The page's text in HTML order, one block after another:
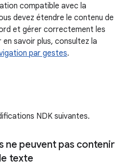
compatible avec la
devez étendre le contenu de
et gérer correctement les
savoir plus, consultez la
par gestes.
NDK suivantes.
ne peuvent pas contenir
texte